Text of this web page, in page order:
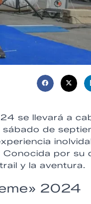
se llevará a
de
por su
y la aventura.
2024